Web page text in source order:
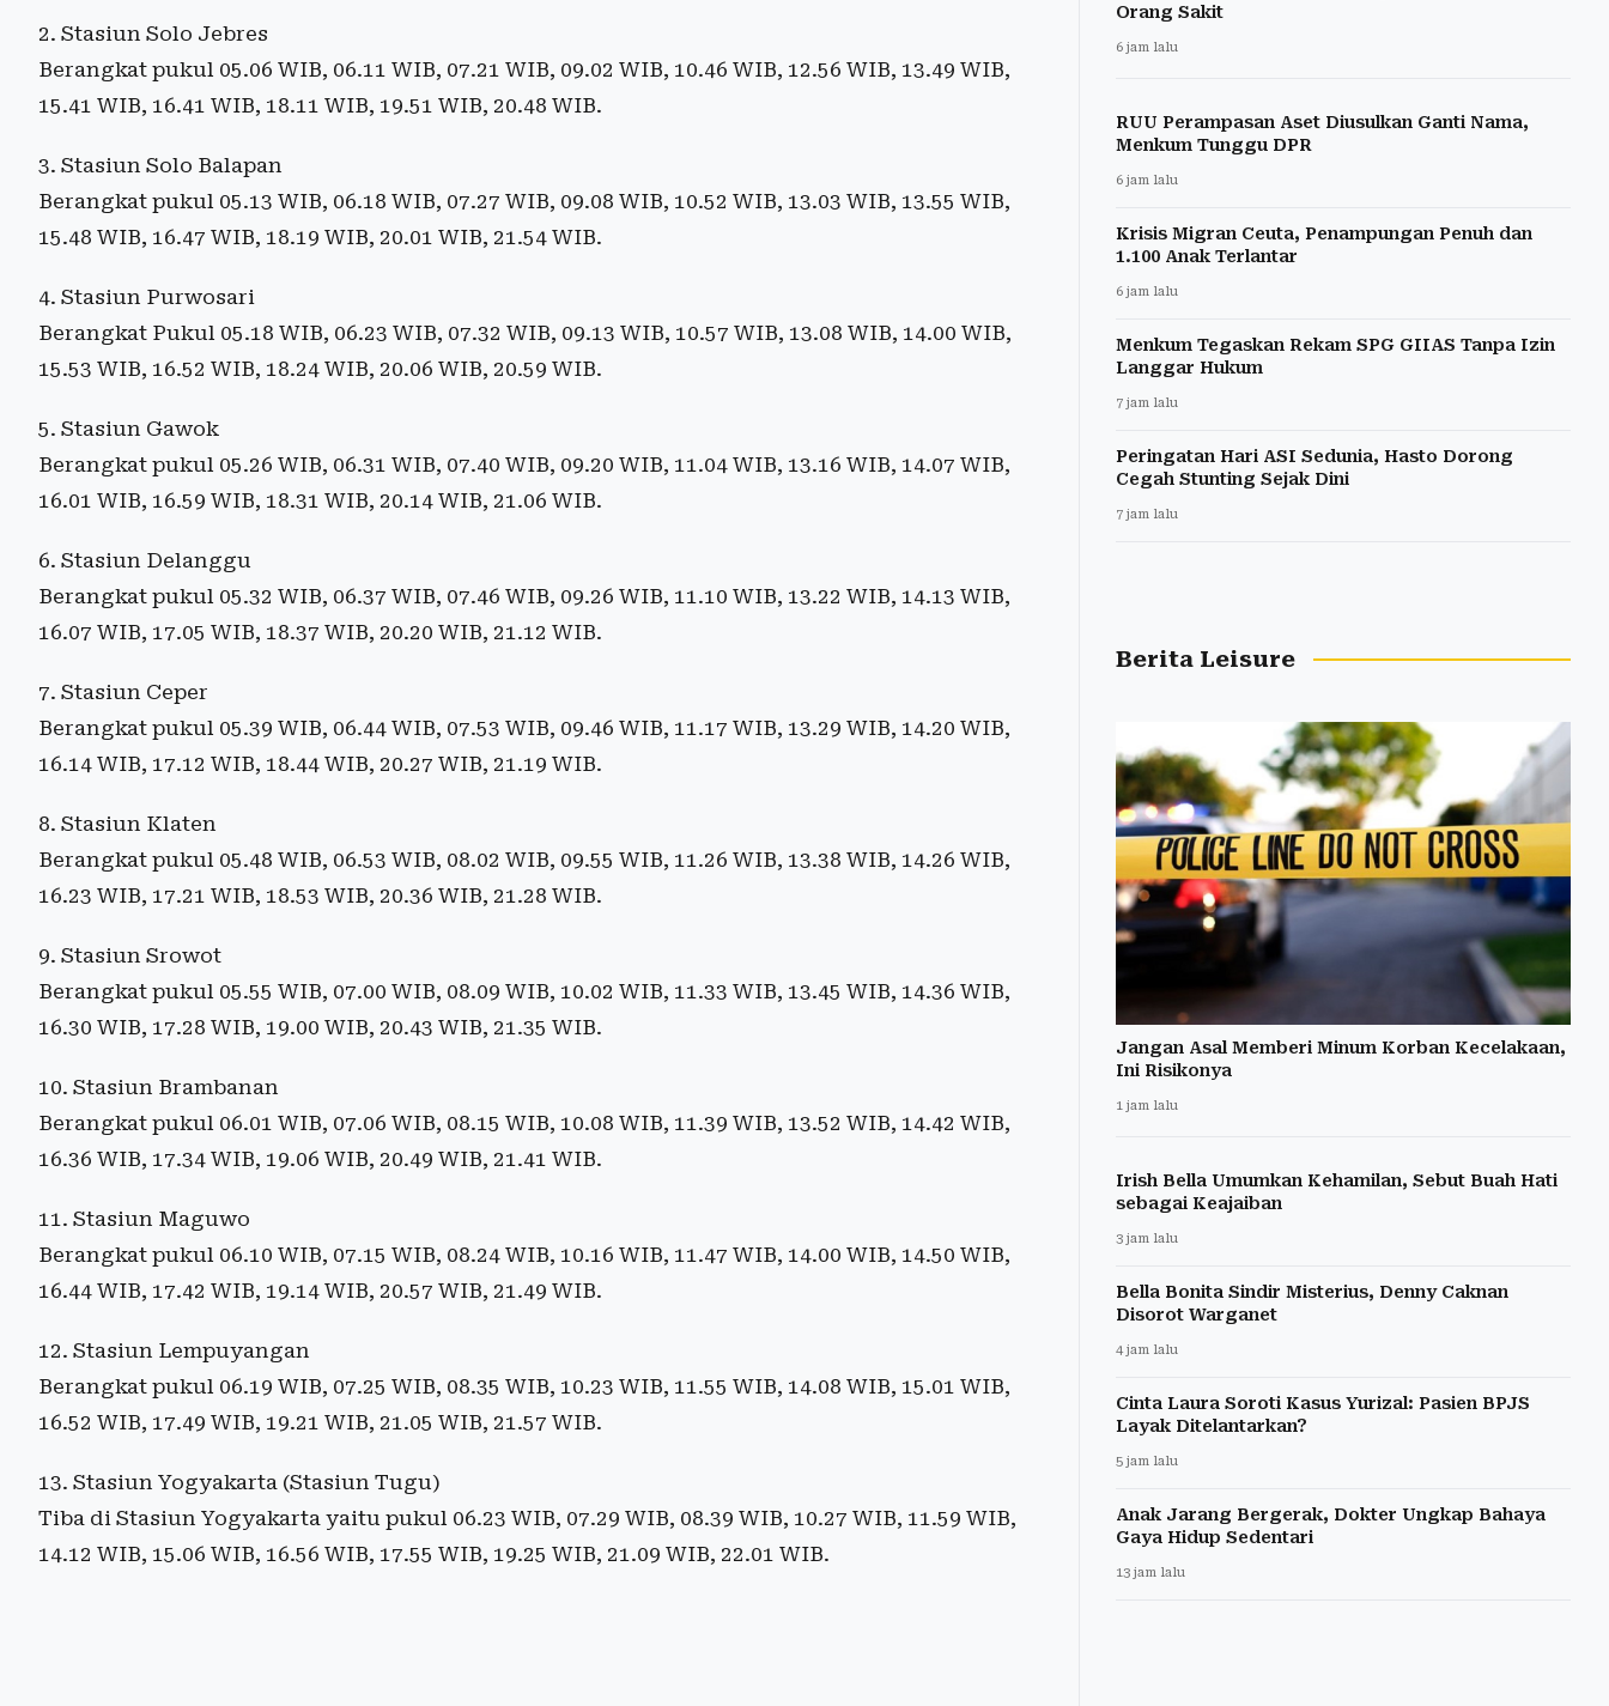
2. Stasiun Solo Jebres
Berangkat pukul 05.06 WIB, 06.11 WIB, 07.21 WIB, 09.02 WIB, 10.46 WIB, 12.56 WIB, 13.49 WIB,
15.41 WIB, 16.41 WIB, 18.11 WIB, 19.51 WIB, 20.48 WIB.
3. Stasiun Solo Balapan
Berangkat pukul 05.13 WIB, 06.18 WIB, 07.27 WIB, 09.08 WIB, 10.52 WIB, 13.03 WIB, 13.55 WIB,
15.48 WIB, 16.47 WIB, 18.19 WIB, 20.01 WIB, 21.54 WIB.
4. Stasiun Purwosari
Berangkat Pukul 05.18 WIB, 06.23 WIB, 07.32 WIB, 09.13 WIB, 10.57 WIB, 13.08 WIB, 14.00 WIB,
15.53 WIB, 16.52 WIB, 18.24 WIB, 20.06 WIB, 20.59 WIB.
5. Stasiun Gawok
Berangkat pukul 05.26 WIB, 06.31 WIB, 07.40 WIB, 09.20 WIB, 11.04 WIB, 13.16 WIB, 14.07 WIB,
16.01 WIB, 16.59 WIB, 18.31 WIB, 20.14 WIB, 21.06 WIB.
6. Stasiun Delanggu
Berangkat pukul 05.32 WIB, 06.37 WIB, 07.46 WIB, 09.26 WIB, 11.10 WIB, 13.22 WIB, 14.13 WIB,
16.07 WIB, 17.05 WIB, 18.37 WIB, 20.20 WIB, 21.12 WIB.
7. Stasiun Ceper
Berangkat pukul 05.39 WIB, 06.44 WIB, 07.53 WIB, 09.46 WIB, 11.17 WIB, 13.29 WIB, 14.20 WIB,
16.14 WIB, 17.12 WIB, 18.44 WIB, 20.27 WIB, 21.19 WIB.
8. Stasiun Klaten
Berangkat pukul 05.48 WIB, 06.53 WIB, 08.02 WIB, 09.55 WIB, 11.26 WIB, 13.38 WIB, 14.26 WIB,
16.23 WIB, 17.21 WIB, 18.53 WIB, 20.36 WIB, 21.28 WIB.
9. Stasiun Srowot
Berangkat pukul 05.55 WIB, 07.00 WIB, 08.09 WIB, 10.02 WIB, 11.33 WIB, 13.45 WIB, 14.36 WIB,
16.30 WIB, 17.28 WIB, 19.00 WIB, 20.43 WIB, 21.35 WIB.
10. Stasiun Brambanan
Berangkat pukul 06.01 WIB, 07.06 WIB, 08.15 WIB, 10.08 WIB, 11.39 WIB, 13.52 WIB, 14.42 WIB,
16.36 WIB, 17.34 WIB, 19.06 WIB, 20.49 WIB, 21.41 WIB.
11. Stasiun Maguwo
Berangkat pukul 06.10 WIB, 07.15 WIB, 08.24 WIB, 10.16 WIB, 11.47 WIB, 14.00 WIB, 14.50 WIB,
16.44 WIB, 17.42 WIB, 19.14 WIB, 20.57 WIB, 21.49 WIB.
12. Stasiun Lempuyangan
Berangkat pukul 06.19 WIB, 07.25 WIB, 08.35 WIB, 10.23 WIB, 11.55 WIB, 14.08 WIB, 15.01 WIB,
16.52 WIB, 17.49 WIB, 19.21 WIB, 21.05 WIB, 21.57 WIB.
13. Stasiun Yogyakarta (Stasiun Tugu)
Tiba di Stasiun Yogyakarta yaitu pukul 06.23 WIB, 07.29 WIB, 08.39 WIB, 10.27 WIB, 11.59 WIB,
14.12 WIB, 15.06 WIB, 16.56 WIB, 17.55 WIB, 19.25 WIB, 21.09 WIB, 22.01 WIB.
Orang Sakit
6 jam lalu
RUU Perampasan Aset Diusulkan Ganti Nama,
Menkum Tunggu DPR
6 jam lalu
Krisis Migran Ceuta, Penampungan Penuh dan
1.100 Anak Terlantar
6 jam lalu
Menkum Tegaskan Rekam SPG GIIAS Tanpa Izin
Langgar Hukum
7 jam lalu
Peringatan Hari ASI Sedunia, Hasto Dorong
Cegah Stunting Sejak Dini
7 jam lalu
Berita Leisure
Jangan Asal Memberi Minum Korban Kecelakaan,
Ini Risikonya
1 jam lalu
Irish Bella Umumkan Kehamilan, Sebut Buah Hati
sebagai Keajaiban
3 jam lalu
Bella Bonita Sindir Misterius, Denny Caknan
Disorot Warganet
4 jam lalu
Cinta Laura Soroti Kasus Yurizal: Pasien BPJS
Layak Ditelantarkan?
5 jam lalu
Anak Jarang Bergerak, Dokter Ungkap Bahaya
Gaya Hidup Sedentari
13 jam lalu